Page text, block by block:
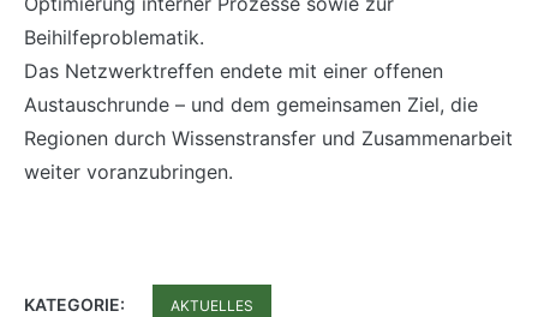
Beihilfeproblematik.
Das Netzwerktreffen endete mit einer offenen
Austauschrunde – und dem gemeinsamen Ziel, die
Regionen durch Wissenstransfer und Zusammenarbeit
weiter voranzubringen.
KATEGORIE: AKTUELLES